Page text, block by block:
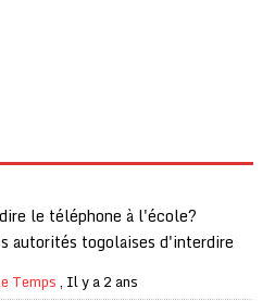
le téléphone à l'école?
autorités togolaises d'interdire
Temps, Il y a 2 ans